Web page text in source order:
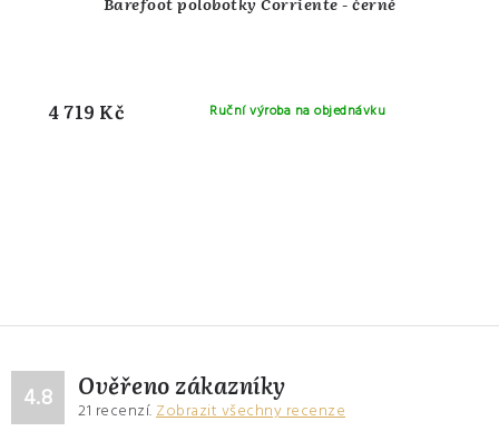
Ruční výroba na objednávku
4 719 Kč
4.8 Ověřeno zákazníky
21 recenzí. Zobrazit všechny recenze